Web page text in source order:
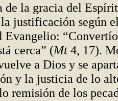
de la gracia del
justificación según
Evangelio:
cerca” (Mt 4, 17).
a Dios y se
y la justicia de lo
remisión de los